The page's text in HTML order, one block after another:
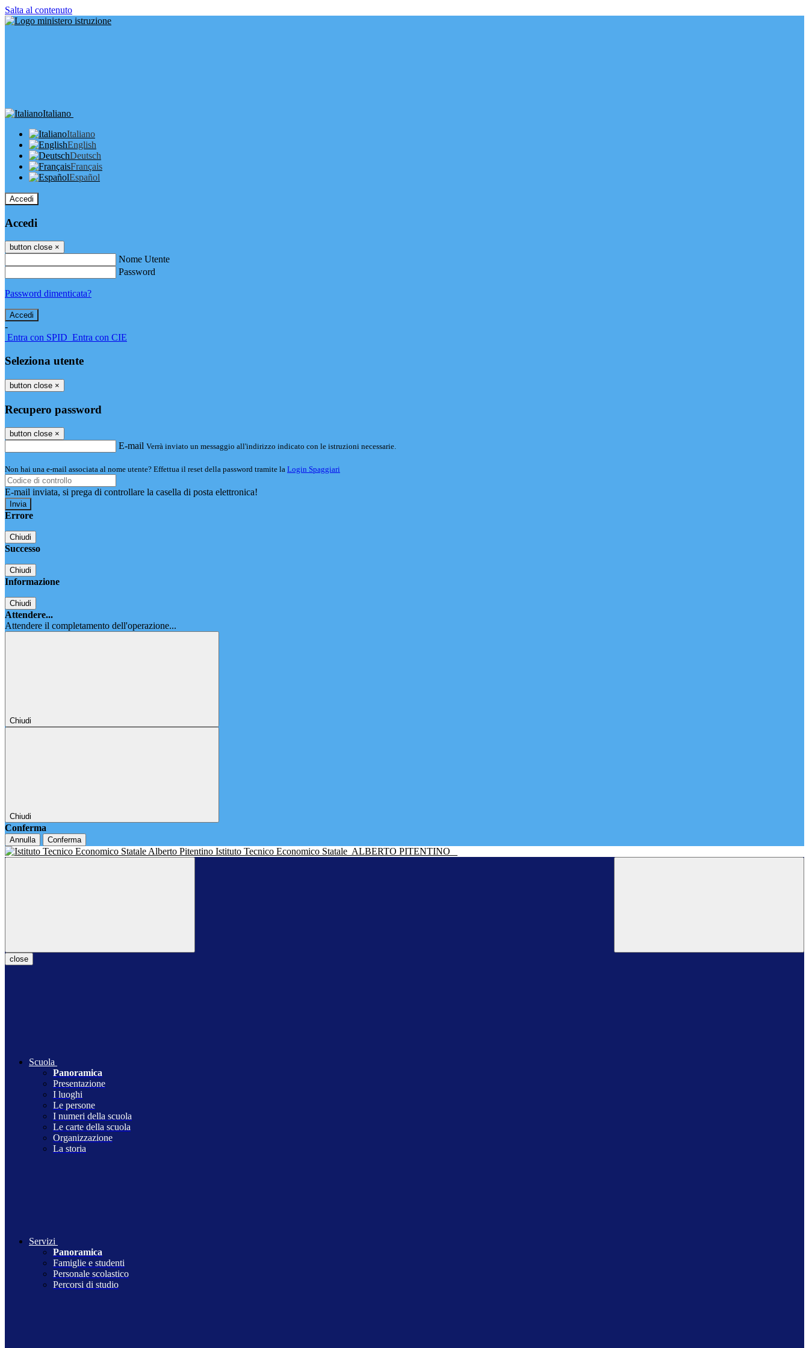
Salta al contenuto
Italiano
Italiano
English
Deutsch
Français
Español
Accedi
Accedi
button close ×
Nome Utente
Password
Password dimenticata?
-
Entra con SPID Entra con CIE
Seleziona utente
button close ×
Recupero password
button close ×
E-mail Verrà inviato un messaggio all'indirizzo indicato con le istruzioni necessarie.
Non hai una e-mail associata al nome utente? Effettua il reset della password tramite la Login Spaggiari
E-mail inviata, si prega di controllare la casella di posta elettronica!
Errore
Chiudi
Successo
Chiudi
Informazione
Chiudi
Attendere...
Attendere il completamento dell'operazione...
Chiudi
Chiudi
Conferma
Annulla Conferma
Istituto Tecnico Economico Statale ALBERTO PITENTINO
close
Scuola
Panoramica
Presentazione
I luoghi
Le persone
I numeri della scuola
Le carte della scuola
Organizzazione
La storia
Servizi
Panoramica
Famiglie e studenti
Personale scolastico
Percorsi di studio